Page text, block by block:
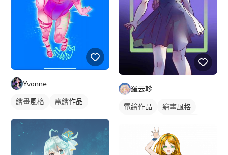
Yvonne
繪畫風格
電繪作品
羅云軫
電繪作品
繪畫風格
漫畫畫風
插畫
人物插畫